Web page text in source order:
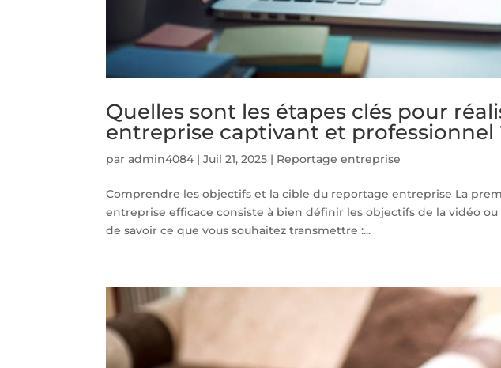
Quelles sont les étapes clés pour
entreprise captivant et professionnel
paradmin4084 |Juil 21, 2025 | Reportage entreprise
Comprendre les objectifs et la cible du reportage entreprise La
entreprise efficace consiste à bien définir les objectifs de la vidéo
de savoir ce que vous souhaitez transmettre :...